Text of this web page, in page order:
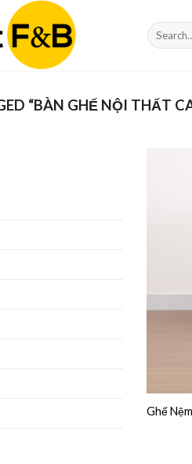
Search
for:
“BÀN GHẾ NỘI THẤT
Ghế